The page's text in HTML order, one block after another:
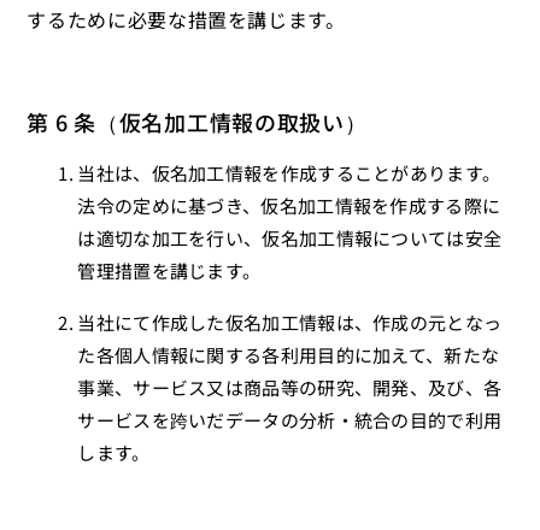
するために必要な措置を講じます。
第 6 条（仮名加工情報の取扱い）
当社は、仮名加工情報を作成することがあります。
法令の定めに基づき、仮名加工情報を作成する際に
は適切な加工を行い、仮名加工情報については安全
管理措置を講じます。
当社にて作成した仮名加工情報は、作成の元となっ
た各個人情報に関する各利用目的に加えて、新たな
事業、サービス又は商品等の研究、開発、及び、各
サービスを跨いだデータの分析・統合の目的で利用
します。